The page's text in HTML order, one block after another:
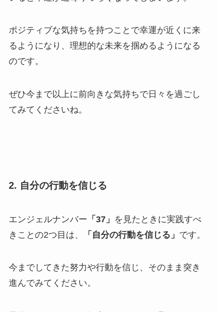
ポジティブな気持ちを持つことで幸運が近くに来
るようになり、理想的な未来を掴めるようになる
のです。
ぜひ今まで以上に前向きな気持ちで日々を過ごし
てみてくださいね。
2. 自分の行動を信じる
エンジェルナンバー 「37」 を見たときに実践すべ
きことの2つ目は、
「自分の行動を信じる」 です。
今までしてきた努力や行動を信じ、そのまま突き
進んでみてください。